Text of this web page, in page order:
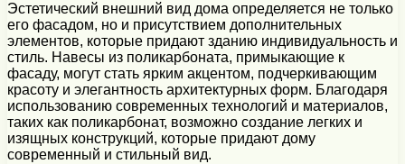
Эстетический внешний вид дома определяется не только
его фасадом, но и присутствием дополнительных
элементов, которые придают зданию индивидуальность и
стиль. Навесы из поликарбоната, примыкающие к
фасаду, могут стать ярким акцентом, подчеркивающим
красоту и элегантность архитектурных форм. Благодаря
использованию современных технологий и материалов,
таких как поликарбонат, возможно создание легких и
изящных конструкций, которые придают дому
современный и стильный вид.